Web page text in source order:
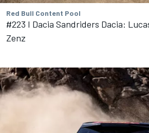
Red Bull Content Pool
#223 I Dacia Sandriders Dacia:
Zenz